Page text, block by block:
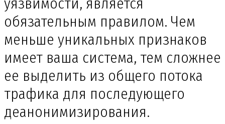
обязательным правилом. Чем
меньше уникальных признаков
имеет ваша система, тем сложнее
ее выделить из общего потока
трафика для последующего
деанонимизирования.